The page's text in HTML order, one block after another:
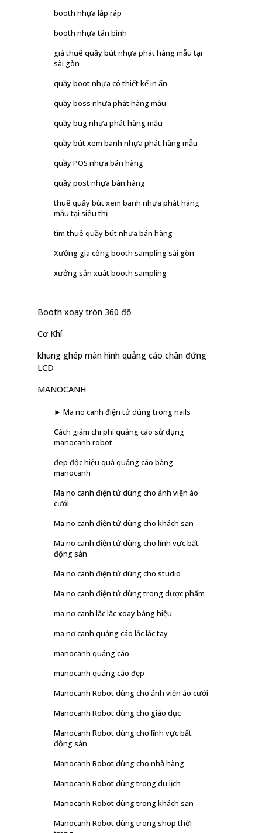
booth nhựa lắp ráp
booth nhựa tân bình
giá thuê quầy bút nhựa phát hàng mẫu tại
sài gòn
quầy boot nhựa có thiết kế in ấn
quầy boss nhựa phát hàng mẫu
quầy bug nhựa phát hàng mẫu
quầy bút xem banh nhựa phát hàng mẫu
quầy POS nhựa bán hàng
quầy post nhựa bán hàng
thuê quầy bút xem banh nhựa phát hàng
mẫu tại siêu thị
tìm thuê quầy bút nhựa bán hàng
Xưởng gia công booth sampling sài gòn
xưởng sản xuât booth sampling
Booth xoay tròn 360 độ
Cơ Khí
khung ghép màn hình quảng cáo chân đứng
LCD
MANOCANH
► Ma no canh điện tử dùng trong nails
Cách giảm chi phí quảng cáo sử dụng
manocanh robot
đep độc hiệu quả quảng cáo bằng
manocanh
Ma no canh điện tử dùng cho ảnh viện áo
cưới
Ma no canh điện tử dùng cho khách sạn
Ma no canh điện tử dùng cho lĩnh vực bất
động sản
Ma no canh điện tử dùng cho studio
Ma no canh điện tử dùng trong dược phẩm
ma nơ canh lắc lắc xoay bảng hiệu
ma nơ canh quảng cáo lắc lắc tay
manocanh quảng cáo
manocanh quảng cáo đẹp
Manocanh Robot dùng cho ảnh viện áo cưới
Manocanh Robot dùng cho giáo dục
Manocanh Robot dùng cho lĩnh vực bất
động sản
Manocanh Robot dùng cho nhà hàng
Manocanh Robot dùng trong du lịch
Manocanh Robot dùng trong khách sạn
Manocanh Robot dùng trong shop thời